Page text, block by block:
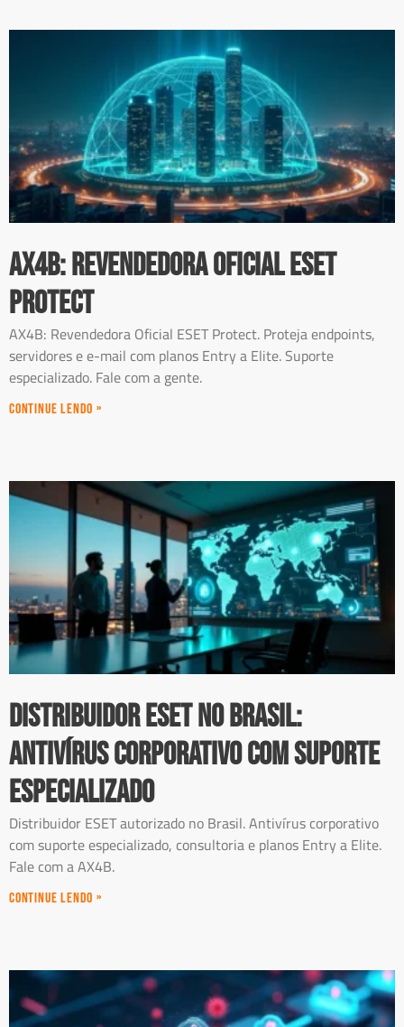
AX4B: Revendedora Oficial ESET
Protect
AX4B: Revendedora Oficial ESET Protect. Proteja endpoints,
servidores e e-mail com planos Entry a Elite. Suporte
especializado. Fale com a gente.
Continue Lendo »
Distribuidor ESET no Brasil:
Antivírus Corporativo com Suporte
Especializado
Distribuidor ESET autorizado no Brasil. Antivírus corporativo
com suporte especializado, consultoria e planos Entry a Elite.
Fale com a AX4B.
Continue Lendo »